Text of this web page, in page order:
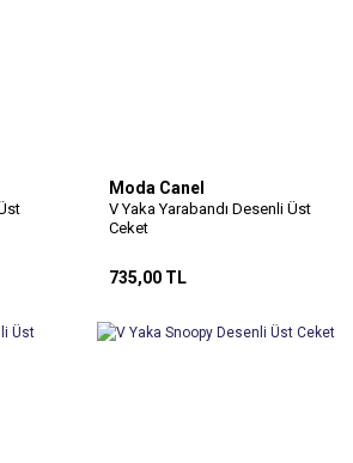
Moda Canel
V Yaka Yarabandı Desenli Üst
Ceket
735,00 TL